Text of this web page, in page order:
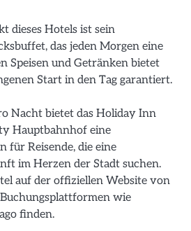
dieses Hotels ist sein
das jeden Morgen eine
Speisen und Getränken bietet
Start in den Tag garantiert.
Nacht bietet das Holiday Inn
Hauptbahnhof eine
für Reisende, die eine
im Herzen der Stadt suchen.
auf der offiziellen Website von
wie
finden.